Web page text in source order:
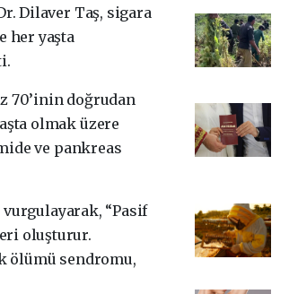
Dilaver Taş, sigara
her yaşta
70’inin doğrudan
olmak üzere
ve pankreas
vurgulayarak, “Pasif
oluşturur.
ölümü sendromu,